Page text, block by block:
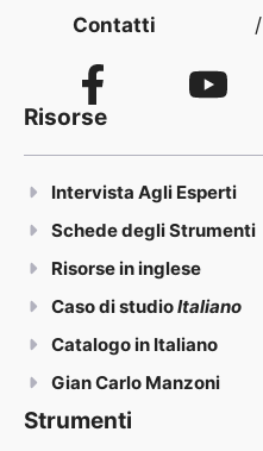
Contatti /
Risorse
Intervista Agli Esperti
Schede degli Strumenti
Risorse in inglese
Caso di studioItaliano
Catalogo in Italiano
Gian Carlo Manzoni
Strumenti